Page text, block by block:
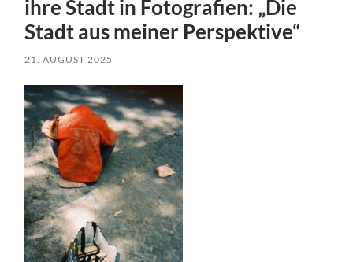
ihre Stadt in Fotografien: „Die
Stadt aus meiner Perspektive“
21. AUGUST 2025